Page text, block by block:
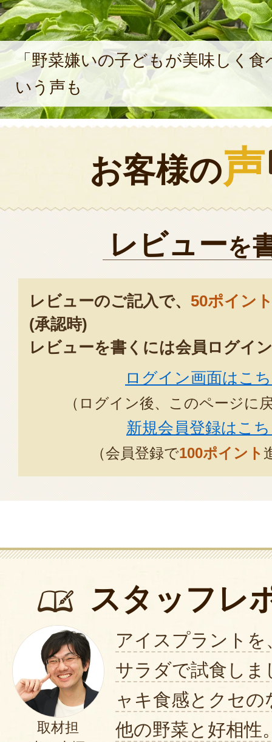
「野菜嫌いの子どもが美味しく
いう声も
お客様の声
レビューを
レビューのご記入で、 50ポイン
(承認時)
レビューを書くには会員ログイ
ログイン画面はこ
（ログイン後、このページに
新規会員登録はこ
（会員登録で100ポイント
スタッフレ
取材担
アイスプラント
サラダで試食しま
ャキ食感とクセ
他の野菜と好相性